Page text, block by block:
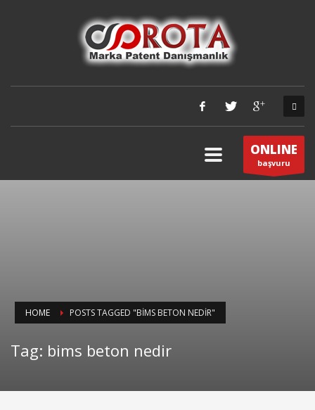
ONLINE
başvuru
HOME POSTS TAGGED "BIMS BETON NEDIR"
Tag: bims beton nedir